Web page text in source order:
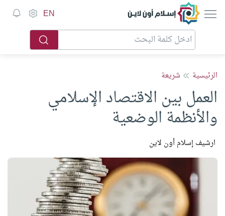
إسلام أون لاين EN
الرئيسية شريعة
العمل بين الاقتصاد الإسلامي
والأنظمة الوضعية
ارشيف إسلام أون لاين